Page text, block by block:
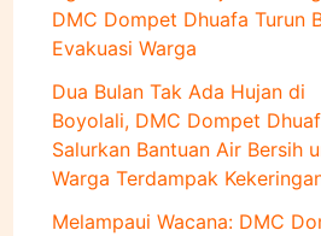
k
:
DMC Dompet Dhuafa Turun
Evakuasi Warga
Dua Bulan Tak Ada Hujan di
Boyolali, DMC Dompet
Salurkan Bantuan Air Bersih
Warga Terdampak
Melampaui Wacana: DMC